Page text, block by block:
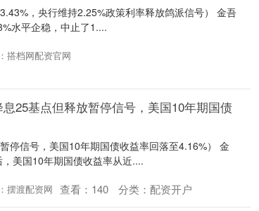
，央行维持2.25%政策利率释放鸽派信号） 金吾
水平企稳，中止了1....
搭档网配资官网
25基点但释放暂停信号，美国10年期国债
停信号，美国10年期国债收益率回落至4.16%） 金
美国10年期国债收益率从近....
摆渡配资网 查看： 140 分类： 配资开户